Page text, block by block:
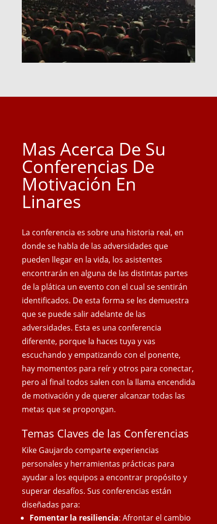
Mas Acerca De Su
Conferencias De
Motivación En
Linares
La conferencia es sobre una historia real, en
donde se habla de las adversidades que
pueden llegar en la vida, los asistentes
encontrarán en alguna de las distintas partes
de la plática un evento con el cual se sentirán
identificados. De esta forma se les demuestra
que se puede salir adelante de las
adversidades. Esta es una conferencia
diferente, porque la haces tuya y vas
escuchando y empatizando con el ponente,
hay momentos para reír y otros para conectar,
pero al final todos salen con la llama encendida
de motivación y de querer alcanzar todas las
metas que se propongan.
Temas Claves de las Conferencias
Kike Gaujardo comparte experiencias
personales y herramientas prácticas para
ayudar a los equipos a encontrar propósito y
superar desafíos. Sus conferencias están
diseñadas para:
Fomentar la resiliencia: Afrontar el cambio